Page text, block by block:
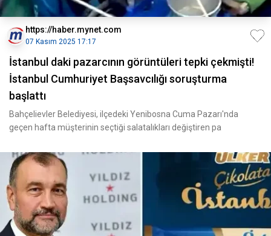
https://haber.mynet.com
07 Kasım 2025 17:17
İstanbul daki pazarcının görüntüleri tepki çekmişti!
İstanbul Cumhuriyet Başsavcılığı soruşturma
başlattı
Bahçelievler Belediyesi, ilçedeki Yenibosna Cuma Pazarı'nda
geçen hafta müşterinin seçtiği salatalıkları değiştiren pa